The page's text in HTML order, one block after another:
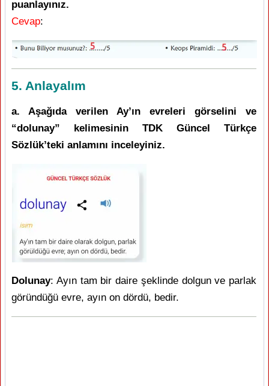
puanlayınız.
Cevap:
5. Anlayalım
a. Aşağıda verilen Ay’ın evreleri görselini ve
“dolunay” kelimesinin TDK Güncel Türkçe
Sözlük’teki anlamını inceleyiniz.
Dolunay: Ayın tam bir daire şeklinde dolgun ve parlak
göründüğü evre, ayın on dördü, bedir.